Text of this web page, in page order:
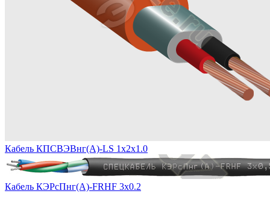
Кабель КПСВЭВнг(А)-LS 1х2х1.0
Кабель КЭРсПнг(А)-FRHF 3х0.2